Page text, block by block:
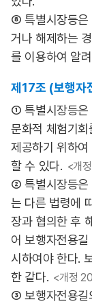
⑧ 특별시장등은
거나 해제하는
를 이용하여 알
제17조 (보행자
① 특별시장등은
문화적 체험기
제공하기 위하
할 수 있다. <개
② 특별시장등은
는 다른 법령에
장과 협의한 후
어 보행자전용
시하여야 한다.
한 같다. <개정
③ 보행자전용길